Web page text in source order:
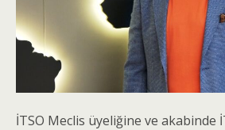
İTSO Meclis üyeliğine ve akabinde